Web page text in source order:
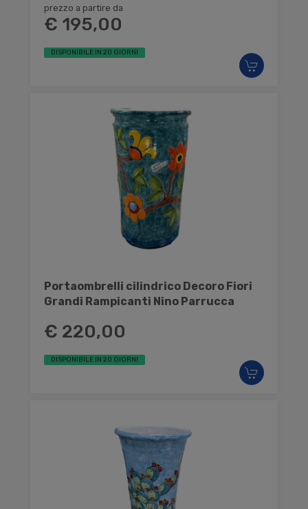
prezzo a partire da
€ 195,00
DISPONIBILE IN 20 GIORNI
Portaombrelli cilindrico Decoro Fiori
Grandi Rampicanti Nino Parrucca
€ 220,00
DISPONIBILE IN 20 GIORNI